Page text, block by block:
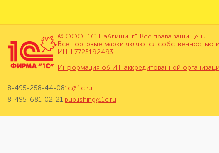
© ООО "1С-Паблишинг". Все права защищены.
Все торговые марки являются собственностью
ИНН 7725192493
Информация об ИТ-аккредитованной
8-495-258-44-08
8-495-681-02-21
1c@1c.ru
publishing@1c.ru